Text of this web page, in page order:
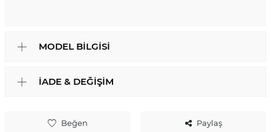
Beğen Paylaş
MODEL BILGISI
İADE & DEĞIŞIM